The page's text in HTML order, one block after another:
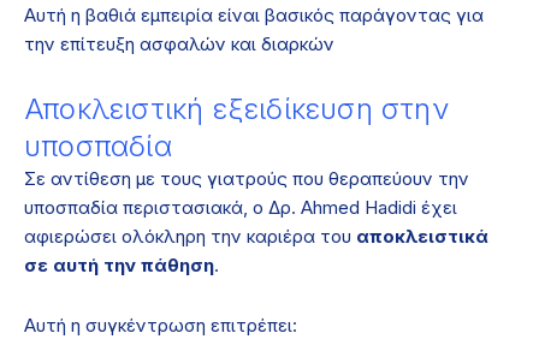
Αυτή η βαθιά εμπειρία είναι βασικός παράγοντας για
την επίτευξη ασφαλών και διαρκών
Αποκλειστική εξειδίκευση στην
υποσπαδία
Σε αντίθεση με τους γιατρούς που θεραπεύουν την
υποσπαδία περιστασιακά, ο Δρ. Ahmed Hadidi έχει
αφιερώσει ολόκληρη την καριέρα του αποκλειστικά
σε αυτή την πάθηση.
Αυτή η συγκέντρωση επιτρέπει: